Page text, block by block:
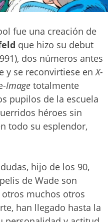
fue una creación de
que hizo su debut
dos números antes
y se reconvirtiese enX-
Image totalmente
pupilos de la escuela
héroes sin
todo su esplendor,
hijo de los 90,
de Wade son
otros muchos otros
han llegado hasta la